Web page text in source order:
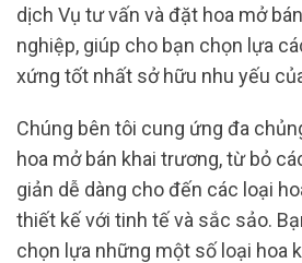
dịch Vụ tư vấn và đặt hoa mở
nghiệp, giúp cho bạn chọn lựa
xứng tốt nhất sở hữu nhu yếu
Chúng bên tôi cung ứng đa
hoa mở bán khai trương, từ bỏ
giản dễ dàng cho đến các loại
thiết kế với tinh tế và sắc sảo.
chọn lựa những một số loại hoa